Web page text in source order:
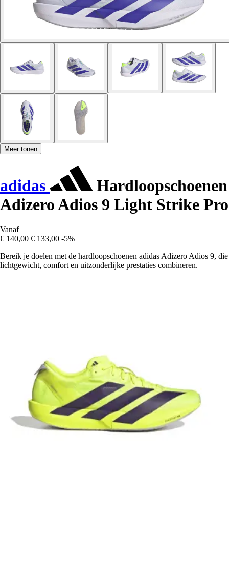
Meer tonen
adidas
Hardloopschoenen
Adizero Adios 9 Light Strike Pro
Vanaf
€ 140,00 € 133,00 -5%
Bereik je doelen met de hardloopschoenen adidas Adizero Adios 9, die
lichtgewicht, comfort en uitzonderlijke prestaties combineren.